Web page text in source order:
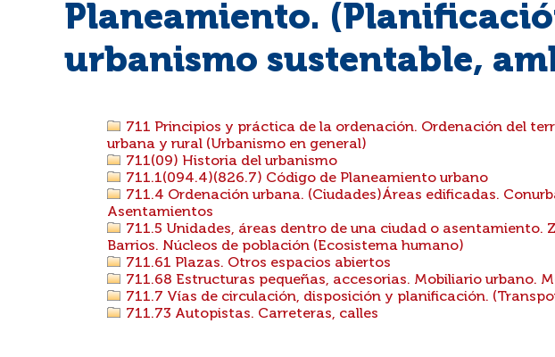
Planeamiento.
urbanismo sustentable,
711 Principios y práctica de la ordenación. Ordenación del
urbana y rural (Urbanismo en general)
711(09) Historia del urbanismo
711.1(094.4)(826.7) Código de Planeamiento urbano
711.4 Ordenación urbana. (Ciudades)Áreas edificadas.
Asentamientos
711.5 Unidades, áreas dentro de una ciudad o asentamiento.
Barrios. Núcleos de población (Ecosistema humano)
711.61 Plazas. Otros espacios abiertos
711.68 Estructuras pequeñas, accesorias. Mobiliario urbano.
711.7 Vías de circulación, disposición y planificación.
711.73 Autopistas. Carreteras, calles